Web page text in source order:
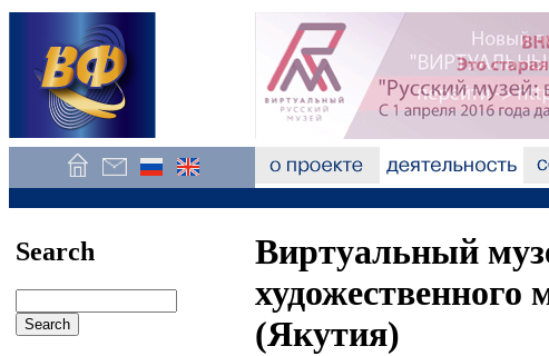
Search
Виртуальный
художественного
(Якутия)